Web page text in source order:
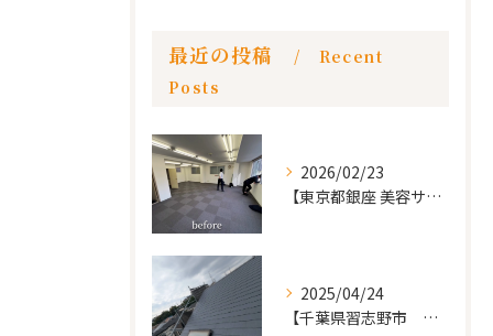
最近の投稿
Recent
Posts
2026/02/23
【東京都銀座 美容サロン店舗工事】
2025/04/24
【千葉県習志野市 戸建て 屋根の葺き替え工事】